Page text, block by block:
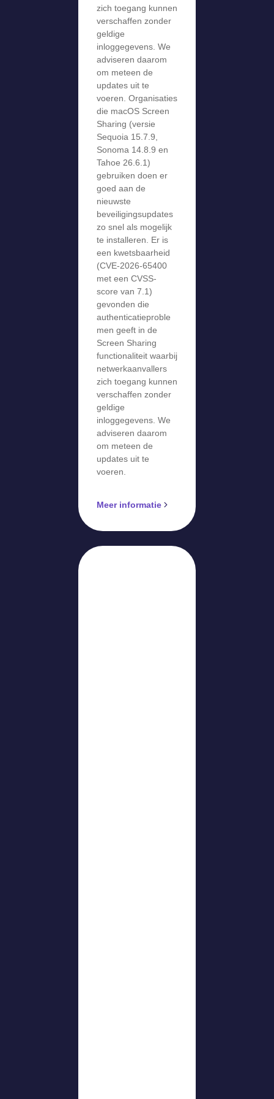
zich toegang kunnen
verschaffen zonder
geldige
inloggegevens. We
adviseren daarom
om meteen de
updates uit te
voeren. Organisaties
die macOS Screen
Sharing (versie
Sequoia 15.7.9,
Sonoma 14.8.9 en
Tahoe 26.6.1)
gebruiken doen er
goed aan de
nieuwste
beveiligingsupdates
zo snel als mogelijk
te installeren. Er is
een kwetsbaarheid
(CVE-2026-65400
met een CVSS-
score van 7.1)
gevonden die
authenticatieproble
men geeft in de
Screen Sharing
functionaliteit waarbij
netwerkaanvallers
zich toegang kunnen
verschaffen zonder
geldige
inloggegevens. We
adviseren daarom
om meteen de
updates uit te
voeren.
Meer informatie